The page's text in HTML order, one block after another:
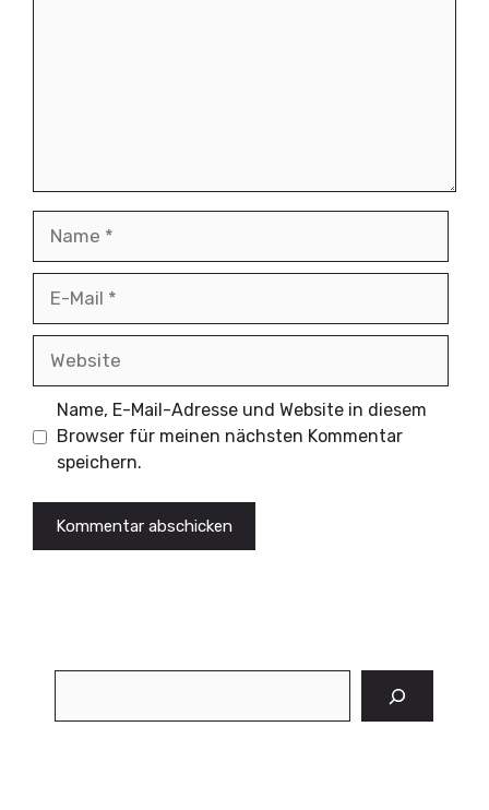
Name, E-Mail-Adresse und Website in diesem
Browser für meinen nächsten Kommentar
speichern.